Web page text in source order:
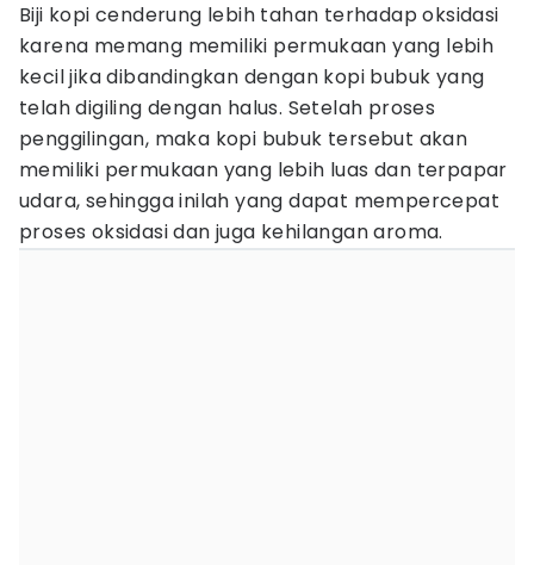
Biji kopi cenderung lebih tahan terhadap oksidasi
karena memang memiliki permukaan yang lebih
kecil jika dibandingkan dengan kopi bubuk yang
telah digiling dengan halus. Setelah proses
penggilingan, maka kopi bubuk tersebut akan
memiliki permukaan yang lebih luas dan terpapar
udara, sehingga inilah yang dapat mempercepat
proses oksidasi dan juga kehilangan aroma.